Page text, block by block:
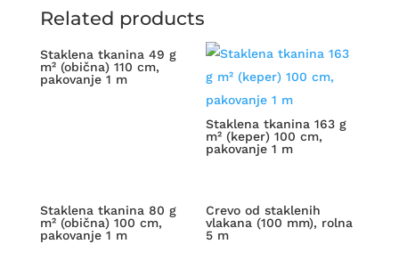
Related products
Staklena tkanina 49 g
m² (obična) 110 cm,
pakovanje 1 m
Staklena tkanina 163 g
m² (keper) 100 cm,
pakovanje 1 m
Staklena tkanina 80 g
m² (obična) 100 cm,
pakovanje 1 m
Crevo od staklenih
vlakana (100 mm), rolna
5 m